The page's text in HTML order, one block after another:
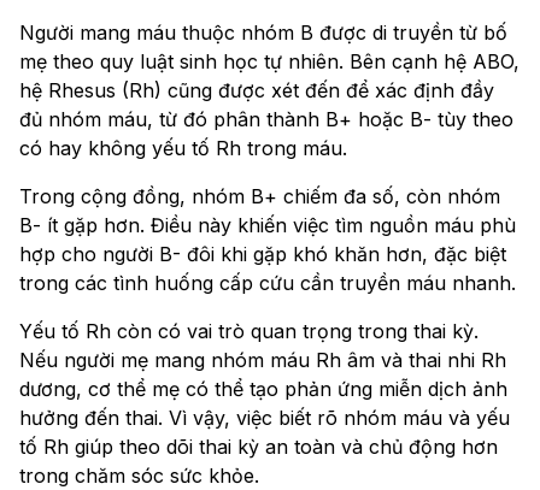
Người mang máu thuộc nhóm B được di truyền từ bố
mẹ theo quy luật sinh học tự nhiên. Bên cạnh hệ ABO,
hệ Rhesus (Rh) cũng được xét đến để xác định đầy
đủ nhóm máu, từ đó phân thành B+ hoặc B- tùy theo
có hay không yếu tố Rh trong máu.
Trong cộng đồng, nhóm B+ chiếm đa số, còn nhóm
B- ít gặp hơn. Điều này khiến việc tìm nguồn máu phù
hợp cho người B- đôi khi gặp khó khăn hơn, đặc biệt
trong các tình huống cấp cứu cần truyền máu nhanh.
Yếu tố Rh còn có vai trò quan trọng trong thai kỳ.
Nếu người mẹ mang nhóm máu Rh âm và thai nhi Rh
dương, cơ thể mẹ có thể tạo phản ứng miễn dịch ảnh
hưởng đến thai. Vì vậy, việc biết rõ nhóm máu và yếu
tố Rh giúp theo dõi thai kỳ an toàn và chủ động hơn
trong chăm sóc sức khỏe.